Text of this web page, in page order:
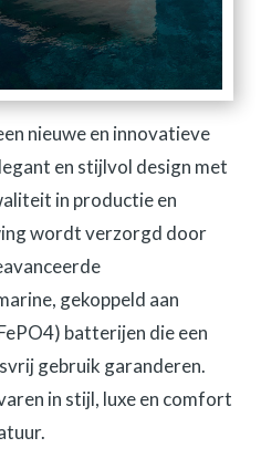
nieuwe en innovatieve
en stijlvol design met
in productie en
wordt verzorgd door
gekoppeld aan
batterijen die een
gebruik garanderen.
in stijl, luxe en comfort